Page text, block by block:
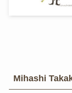
Mihashi